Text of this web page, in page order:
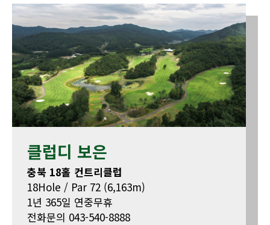
클럽디 보은
충북 18홀 컨트리클럽
18Hole / Par 72 (6,163m)
1년 365일 연중무휴
전화문의 043-540-8888